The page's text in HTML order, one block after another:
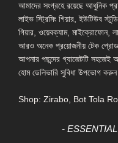
আমাদের সংগ্রহে রয়েছে আধুনিক
লাইভ স্ট্রিমিং গিয়ার, ইউটিউব
গিয়ার, ওয়েবক্যাম, মাইক্রোফোন,
আরও অনেক প্রয়োজনীয় টেক
আপনার পছন্দের গ্যাজেটটি সহজেই
হোম ডেলিভারি সুবিধা উপভোগ
Shop: Zirabo, Bot Tola
-